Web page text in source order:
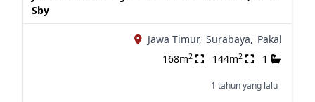
Sby
Jawa Timur, Surabaya, Pakal
168m2 144m2 1
1 tahun yang lalu